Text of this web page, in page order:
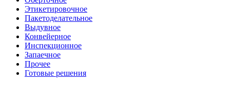
Этикетировочное
Пакетоделательное
Выдувное
Конвейерное
Инспекционное
Запаечное
Прочее
Готовые решения